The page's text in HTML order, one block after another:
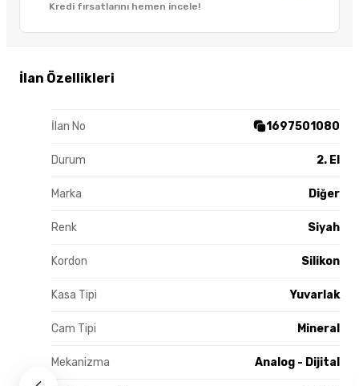
Kredi fırsatlarını hemen incele!
İlan Özellikleri
İlan No 1697501080
Durum 2. El
Marka Diğer
Renk Siyah
Kordon Silikon
Kasa Tipi Yuvarlak
Cam Tipi Mineral
Mekanizma Analog - Dijital